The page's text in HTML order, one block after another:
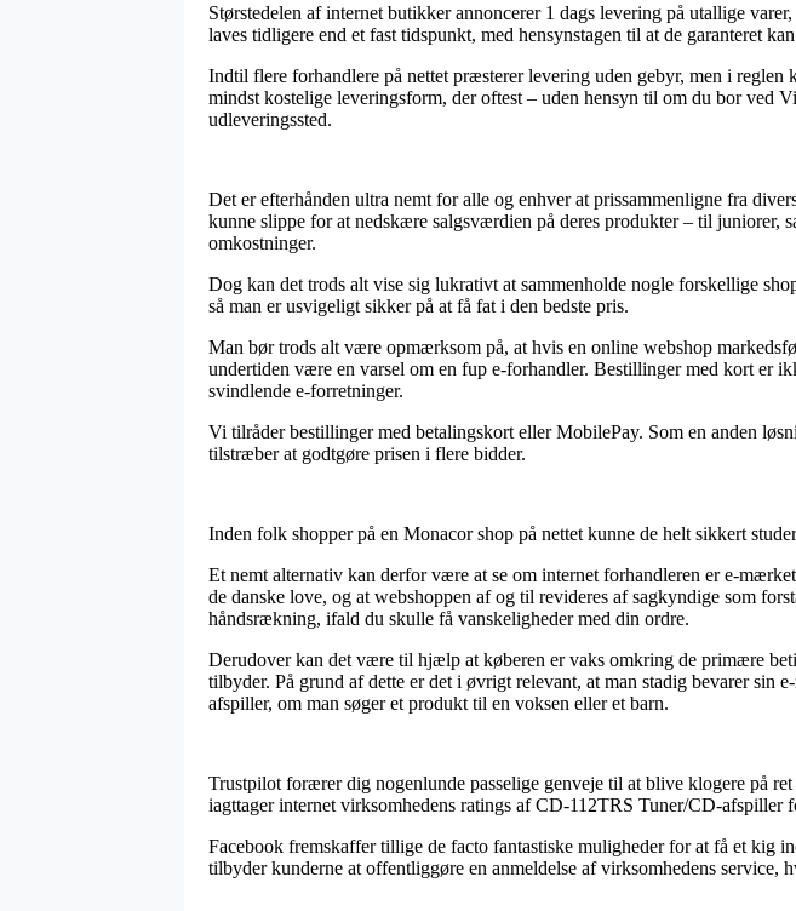
Størstedelen af internet butikker annoncerer 1 dags levering på utallige
laves tidligere end et fast tidspunkt, med hensynstagen til at de garanteret
Indtil flere forhandlere på nettet præsterer levering uden gebyr, men i
mindst kostelige leveringsform, der oftest – uden hensyn til om du bor
udleveringssted.
Det er efterhånden ultra nemt for alle og enhver at prissammenligne fra
kunne slippe for at nedskære salgsværdien på deres produkter – til
omkostninger.
Dog kan det trods alt vise sig lukrativt at sammenholde nogle forskellige
så man er usvigeligt sikker på at få fat i den bedste pris.
Man bør trods alt være opmærksom på, at hvis en online webshop
undertiden være en varsel om en fup e-forhandler. Bestillinger med kort er
svindlende e-forretninger.
Vi tilråder bestillinger med betalingskort eller MobilePay. Som en anden
tilstræber at godtgøre prisen i flere bidder.
Inden folk shopper på en Monacor shop på nettet kunne de helt sikkert
Et nemt alternativ kan derfor være at se om internet forhandleren er e-
de danske love, og at webshoppen af og til revideres af sagkyndige som
håndsrækning, ifald du skulle få vanskeligheder med din ordre.
Derudover kan det være til hjælp at køberen er vaks omkring de primære
tilbyder. På grund af dette er det i øvrigt relevant, at man stadig bevarer
afspiller, om man søger et produkt til en voksen eller et barn.
Trustpilot forærer dig nogenlunde passelige genveje til at blive klogere på
iagttager internet virksomhedens ratings af CD-112TRS Tuner/CD-afspiller
Facebook fremskaffer tillige de facto fantastiske muligheder for at få et kig
tilbyder kunderne at offentliggøre en anmeldelse af virksomhedens